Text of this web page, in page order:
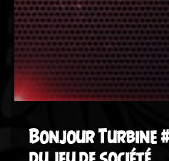
Bonjour Turbine